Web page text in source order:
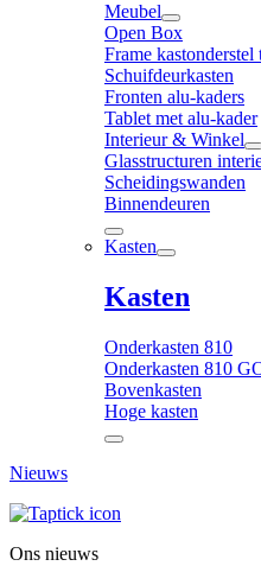
Meubel
Open Box
Frame
Schuifdeurkasten
Fronten alu-kaders
Tablet met alu-kader
Interieur & Winkel
Glasstructuren
Scheidingswanden
Binnendeuren
Kasten
Kasten
Onderkasten 810
Onderkasten 810
Bovenkasten
Hoge kasten
Nieuws
Ons nieuws